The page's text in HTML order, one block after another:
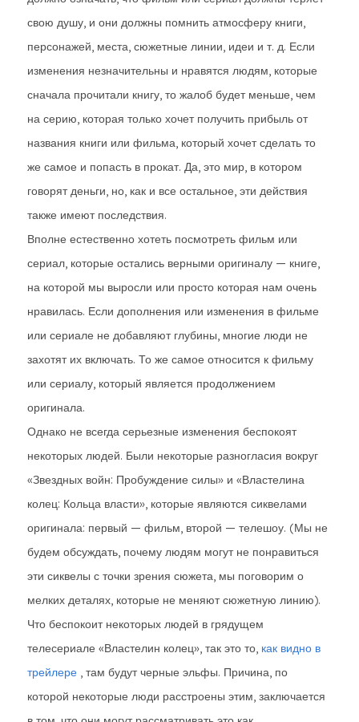
свою душу, и они должны помнить атмосферу книги,
персонажей, места, сюжетные линии, идеи и т. д. Если
изменения незначительны и нравятся людям, которые
сначала прочитали книгу, то жалоб будет меньше, чем
на серию, которая только хочет получить прибыль от
названия книги или фильма, который хочет сделать то
же самое и попасть в прокат. Да, это мир, в котором
говорят деньги, но, как и все остальное, эти действия
также имеют последствия.
Вполне естественно хотеть посмотреть фильм или
сериал, которые остались верными оригиналу — книге,
на которой мы выросли или просто которая нам очень
нравилась. Если дополнения или изменения в фильме
или сериале не добавляют глубины, многие люди не
захотят их включать. То же самое относится к фильму
или сериалу, который является продолжением
оригинала.
Однако не всегда серьезные изменения беспокоят
некоторых людей. Были некоторые разногласия вокруг
«Звездных войн: Пробуждение силы» и «Властелина
колец: Кольца власти», которые являются сиквелами
оригинала: первый — фильм, второй — телешоу. (Мы не
будем обсуждать, почему людям могут не понравиться
эти сиквелы с точки зрения сюжета, мы поговорим о
мелких деталях, которые не меняют сюжетную линию).
Что беспокоит некоторых людей в грядущем
телесериале «Властелин колец», так это то, как видно в
трейлере , там будут черные эльфы. Причина, по
которой некоторые люди расстроены этим, заключается